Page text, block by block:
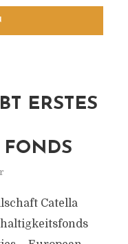
ERSTES
Catella